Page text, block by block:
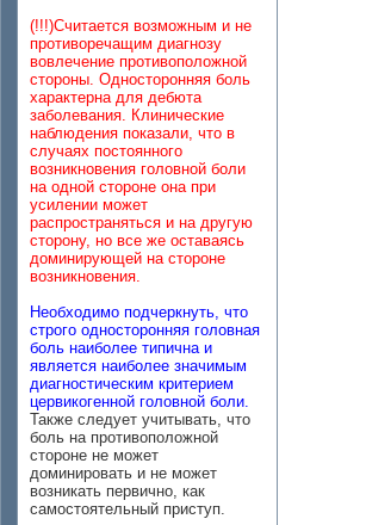
(!!!)Считается возможным и не
противоречащим диагнозу
вовлечение противоположной
стороны. Односторонняя боль
характерна для дебюта
заболевания. Клинические
наблюдения показали, что в
случаях постоянного
возникновения головной боли
на одной стороне она при
усилении может
распространяться и на другую
сторону, но все же оставаясь
доминирующей на стороне
возникновения.
Необходимо подчеркнуть, что
строго односторонняя головная
боль наиболее типична и
является наиболее значимым
диагностическим критерием
цервикогенной головной боли.
Также следует учитывать, что
боль на противоположной
стороне не может
доминировать и не может
возникать первично, как
самостоятельный приступ.